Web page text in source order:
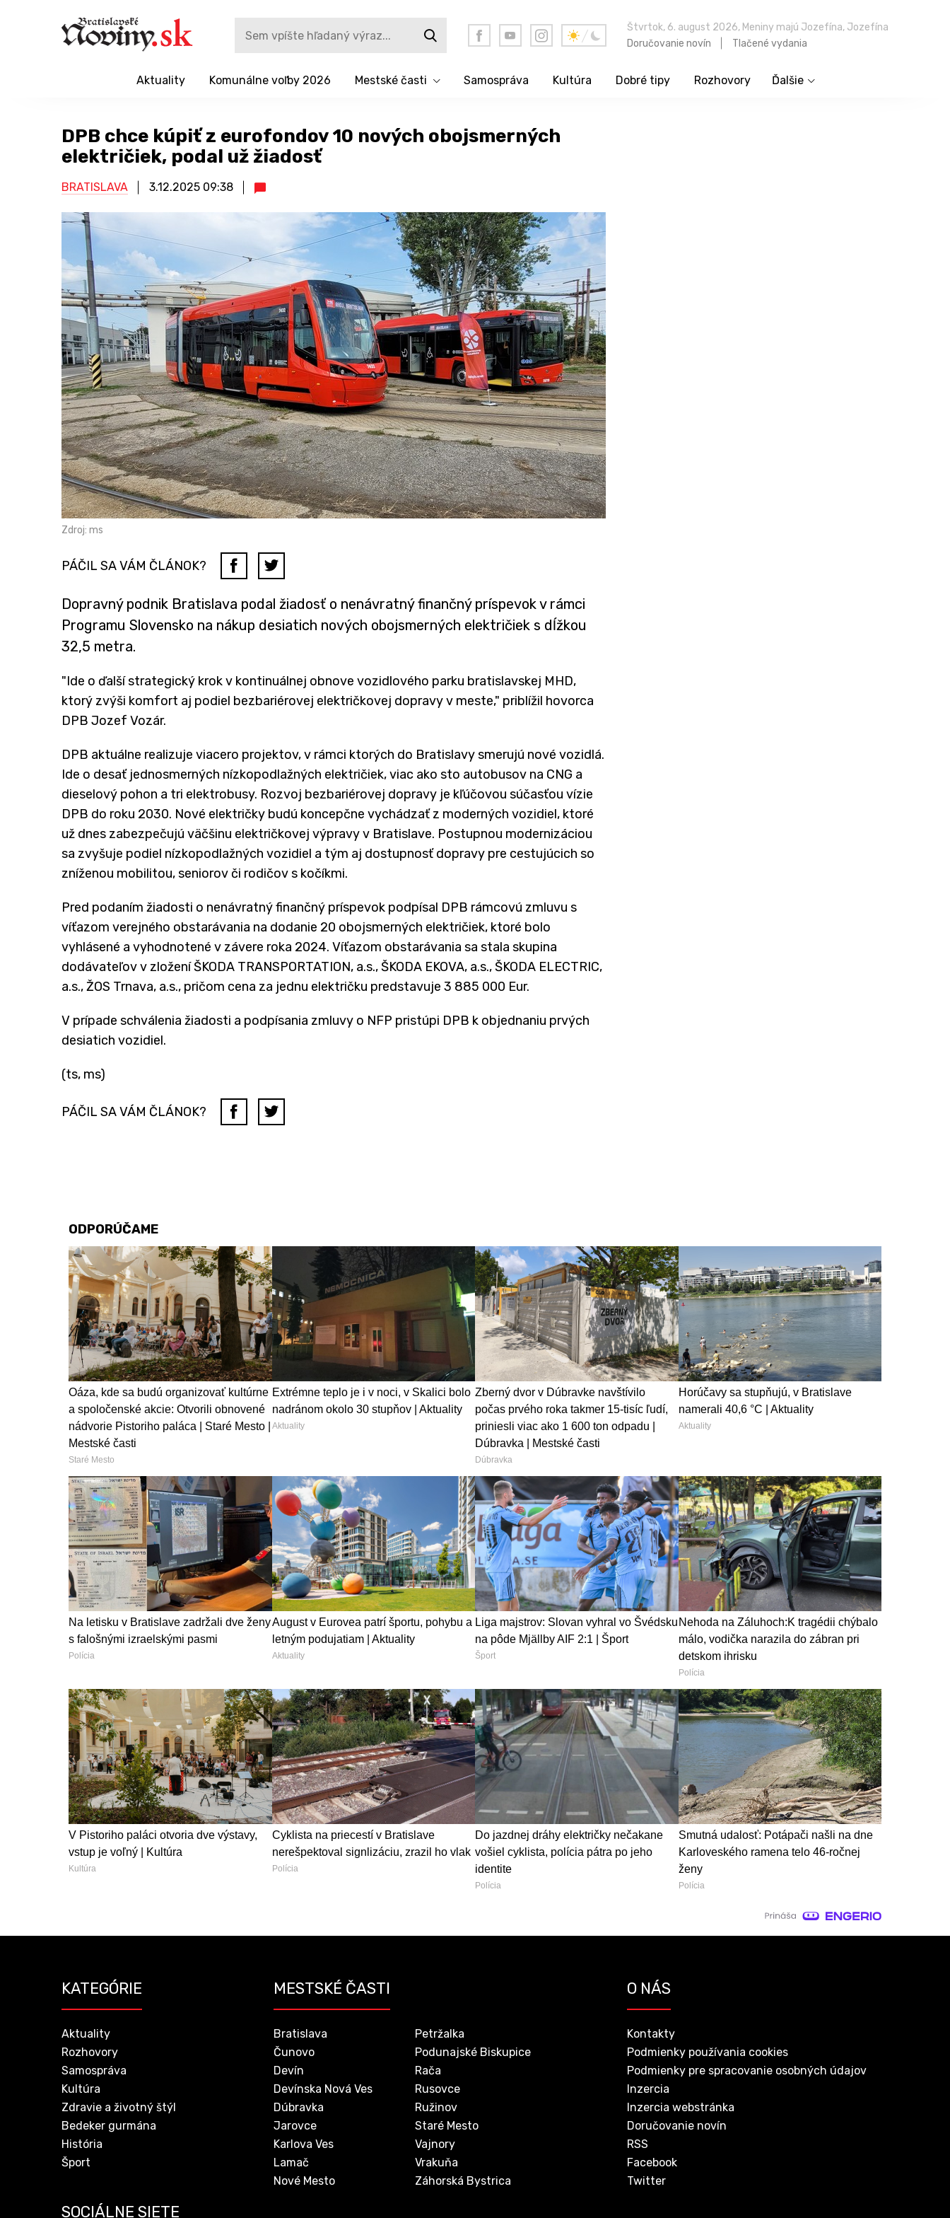
Štvrtok, 6. august 2026, Meniny majú Jozefína, Jozefína
Doručovanie novín
Tlačené vydania
Aktuality Komunálne voľby 2026 Mestské časti Samospráva Kultúra Dobré tipy Rozhovory Ďalšie
DPB chce kúpiť z eurofondov 10 nových obojsmerných
električiek, podal už žiadosť
BRATISLAVA 3.12.2025 09:38
Zdroj: ms
PÁČIL SA VÁM ČLÁNOK?
Dopravný podnik Bratislava podal žiadosť o nenávratný finančný príspevok v rámci
Programu Slovensko na nákup desiatich nových obojsmerných električiek s dĺžkou
32,5 metra.
"Ide o ďalší strategický krok v kontinuálnej obnove vozidlového parku bratislavskej MHD,
ktorý zvýši komfort aj podiel bezbariérovej električkovej dopravy v meste," priblížil hovorca
DPB Jozef Vozár.
DPB aktuálne realizuje viacero projektov, v rámci ktorých do Bratislavy smerujú nové vozidlá.
Ide o desať jednosmerných nízkopodlažných električiek, viac ako sto autobusov na CNG a
dieselový pohon a tri elektrobusy. Rozvoj bezbariérovej dopravy je kľúčovou súčasťou vízie
DPB do roku 2030. Nové električky budú koncepčne vychádzať z moderných vozidiel, ktoré
už dnes zabezpečujú väčšinu električkovej výpravy v Bratislave. Postupnou modernizáciou
sa zvyšuje podiel nízkopodlažných vozidiel a tým aj dostupnosť dopravy pre cestujúcich so
zníženou mobilitou, seniorov či rodičov s kočíkmi.
Pred podaním žiadosti o nenávratný finančný príspevok podpísal DPB rámcovú zmluvu s
víťazom verejného obstarávania na dodanie 20 obojsmerných električiek, ktoré bolo
vyhlásené a vyhodnotené v závere roka 2024. Víťazom obstarávania sa stala skupina
dodávateľov v zložení ŠKODA TRANSPORTATION, a.s., ŠKODA EKOVA, a.s., ŠKODA ELECTRIC,
a.s., ŽOS Trnava, a.s., pričom cena za jednu električku predstavuje 3 885 000 Eur.
V prípade schválenia žiadosti a podpísania zmluvy o NFP pristúpi DPB k objednaniu prvých
desiatich vozidiel.
(ts, ms)
PÁČIL SA VÁM ČLÁNOK?
ODPORÚČAME
Oáza, kde sa budú organizovať kultúrne
a spoločenské akcie: Otvorili obnovené
nádvorie Pistoriho paláca | Staré Mesto |
Mestské časti
Staré Mesto
Extrémne teplo je i v noci, v Skalici bolo
nadránom okolo 30 stupňov | Aktuality
Aktuality
Zberný dvor v Dúbravke navštívilo
počas prvého roka takmer 15-tisíc ľudí,
priniesli viac ako 1 600 ton odpadu |
Dúbravka | Mestské časti
Dúbravka
Horúčavy sa stupňujú, v Bratislave
namerali 40,6 °C | Aktuality
Aktuality
Na letisku v Bratislave zadržali dve ženy
s falošnými izraelskými pasmi
Polícia
August v Eurovea patrí športu, pohybu a
letným podujatiam | Aktuality
Aktuality
Liga majstrov: Slovan vyhral vo Švédsku
na pôde Mjällby AIF 2:1 | Šport
Šport
Nehoda na Záluhoch:K tragédii chýbalo
málo, vodička narazila do zábran pri
detskom ihrisku
Polícia
V Pistoriho paláci otvoria dve výstavy,
vstup je voľný | Kultúra
Kultúra
Cyklista na priecestí v Bratislave
nerešpektoval signlizáciu, zrazil ho vlak
Polícia
Do jazdnej dráhy električky nečakane
vošiel cyklista, polícia pátra po jeho
identite
Polícia
Smutná udalosť: Potápači našli na dne
Karloveského ramena telo 46-ročnej
ženy
Polícia
KATEGÓRIE
Aktuality
Rozhovory
Samospráva
Kultúra
Zdravie a životný štýl
Bedeker gurmána
História
Šport
MESTSKÉ ČASTI
Bratislava
Čunovo
Devín
Devínska Nová Ves
Dúbravka
Jarovce
Karlova Ves
Lamač
Nové Mesto
Petržalka
Podunajské Biskupice
Rača
Rusovce
Ružinov
Staré Mesto
Vajnory
Vrakuňa
Záhorská Bystrica
O NÁS
Kontakty
Podmienky používania cookies
Podmienky pre spracovanie osobných údajov
Inzercia
Inzercia webstránka
Doručovanie novín
RSS
Facebook
Twitter
SOCIÁLNE SIETE